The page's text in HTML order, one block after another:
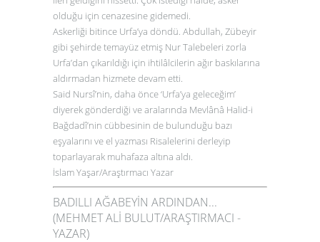
olduğu için cenazesine gidemedi.
Askerliği bitince Urfa’ya döndü. Abdullah, Zübeyir
gibi şehirde temayüz etmiş Nur Talebeleri zorla
Urfa’dan çıkarıldığı için ihtilâlcilerin ağır baskılarına
aldırmadan hizmete devam etti.
Said Nursî’nin, daha önce ‘Urfa’ya geleceğim’
diyerek gönderdiği ve aralarında Mevlânâ Halid-i
Bağdadî’nin cübbesinin de bulunduğu bazı
eşyalarını ve el yazması Risalelerini derleyip
toparlayarak muhafaza altına aldı.
İslam Yaşar/Araştırmacı Yazar
BADILLI AĞABEYİN ARDINDAN...
(MEHMET ALİ BULUT/ARAŞTIRMACI -
YAZAR)